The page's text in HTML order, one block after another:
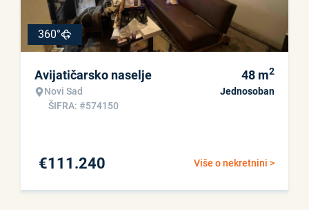
360°
Avijatičarsko naselje
Novi Sad
ŠIFRA: #574150
48 m2
Jednosoban
Više o nekretnini >
€111.240